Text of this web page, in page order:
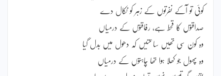
کوئی تو آکے نفرتوں کے زہر کو نکال دے
صداقتوں کا قحط ہے، رفاقتوں کے درمیاں
وہ کون سی تھیں ساعتیں کہ دھول میں بدل گیا
وہ پھول جو کھلا ہوا تھا چاہتوں کے درمیاں